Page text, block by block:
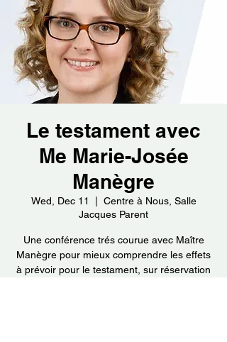
Le testament avec
Me Marie-Josée
Manègre
Wed, Dec 11
Centre à Nous, Salle
Jacques Parent
Une conférence trés courue avec Maître
Manègre pour mieux comprendre les effets
à prévoir pour le testament, sur réservation